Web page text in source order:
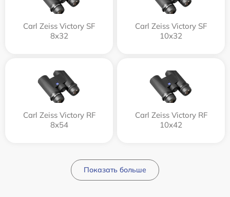
Carl Zeiss Victory SF
8x32
Carl Zeiss Victory SF
10x32
Carl Zeiss Victory RF
8x54
Carl Zeiss Victory RF
10x42
Показать больше